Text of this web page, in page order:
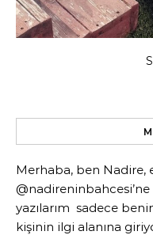
Merhaba, ben Nadire,
yazılarım sadece
kişinin ilgi alanına